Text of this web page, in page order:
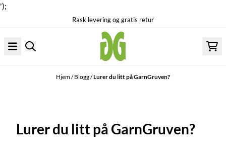
');
Rask levering og gratis retur
Hjem/Blogg/Lurer du litt på GarnGruven?
Lurer du litt på GarnGruven?